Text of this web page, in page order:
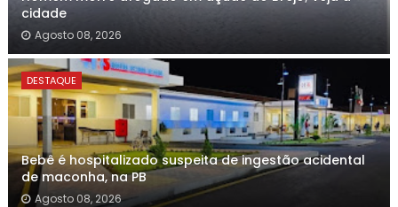
cidade
Agosto 08, 2026
DESTAQUE
Bebê é hospitalizado suspeita de ingestão acidental
de maconha, na PB
Agosto 08, 2026